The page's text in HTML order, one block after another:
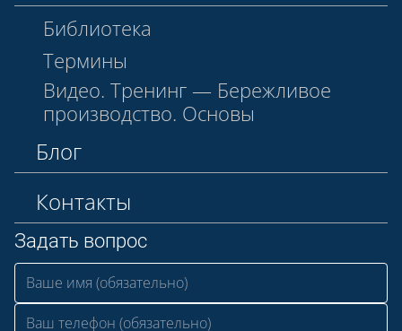
Библиотека
Термины
Видео. Тренинг — Бережливое
производство. Основы
Блог
Контакты
Задать вопрос